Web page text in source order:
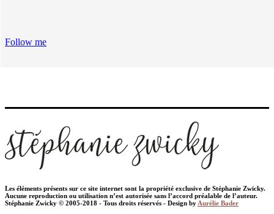
Follow me
Les éléments présents sur ce site internet sont la propriété exclusive de Stéphanie Zwicky.
Aucune reproduction ou utilisation n’est autorisée sans l’accord préalable de l’auteur.
Stéphanie Zwicky © 2005-2018 - Tous droits réservés - Design byAurélie Bader